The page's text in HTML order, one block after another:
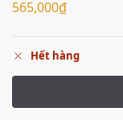
565,000₫
Hết hàng